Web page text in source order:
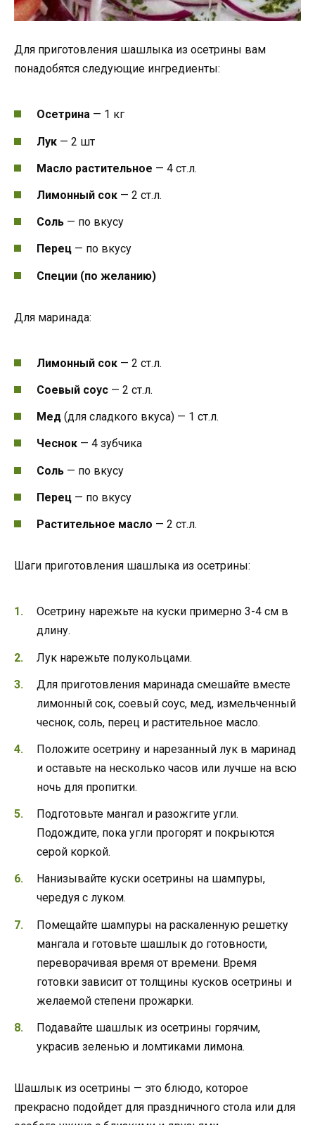
Для приготовления шашлыка из осетрины вам
понадобятся следующие ингредиенты:
Осетрина — 1 кг
Лук — 2 шт
Масло растительное — 4 ст.л.
Лимонный сок — 2 ст.л.
Соль — по вкусу
Перец — по вкусу
Специи (по желанию)
Для маринада:
Лимонный сок — 2 ст.л.
Соевый соус — 2 ст.л.
Мед (для сладкого вкуса) — 1 ст.л.
Чеснок — 4 зубчика
Соль — по вкусу
Перец — по вкусу
Растительное масло — 2 ст.л.
Шаги приготовления шашлыка из осетрины:
Осетрину нарежьте на куски примерно 3-4 см в
длину.
Лук нарежьте полукольцами.
Для приготовления маринада смешайте вместе
лимонный сок, соевый соус, мед, измельченный
чеснок, соль, перец и растительное масло.
Положите осетрину и нарезанный лук в маринад
и оставьте на несколько часов или лучше на всю
ночь для пропитки.
Подготовьте мангал и разожгите угли.
Подождите, пока угли прогорят и покрыются
серой коркой.
Нанизывайте куски осетрины на шампуры,
чередуя с луком.
Помещайте шампуры на раскаленную решетку
мангала и готовьте шашлык до готовности,
переворачивая время от времени. Время
готовки зависит от толщины кусков осетрины и
желаемой степени прожарки.
Подавайте шашлык из осетрины горячим,
украсив зеленью и ломтиками лимона.
Шашлык из осетрины — это блюдо, которое
прекрасно подойдет для праздничного стола или для